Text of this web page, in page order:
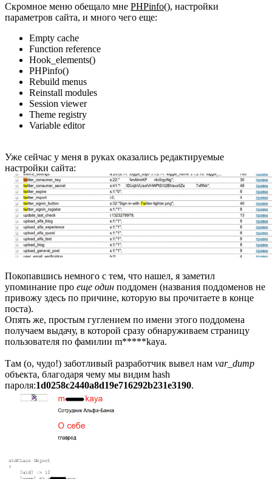
Скромное меню обещало мне PHPinfo(), настройки
параметров сайта, и много чего еще:
Empty cache
Function reference
Hook_elements()
PHPinfo()
Rebuild menus
Reinstall modules
Session viewer
Theme registry
Variable editor
Уже сейчас у меня в руках оказались редактируемые
настройки сайта:
Покопавшись немного с тем, что нашел, я заметил
упоминание про еще один поддомен (названия поддоменов не
привожу здесь по причине, которую вы прочитаете в конце
поста).
Опять же, простым гуглением по имени этого поддомена
получаем выдачу, в которой сразу обнаруживаем страницу
пользователя по фамилии m*****kaya.
Там (о, чудо!) заботливый разработчик вывел нам var_dump
объекта, благодаря чему мы видим hash
пароля:1d0258c2440a8d19e716292b231e3190.